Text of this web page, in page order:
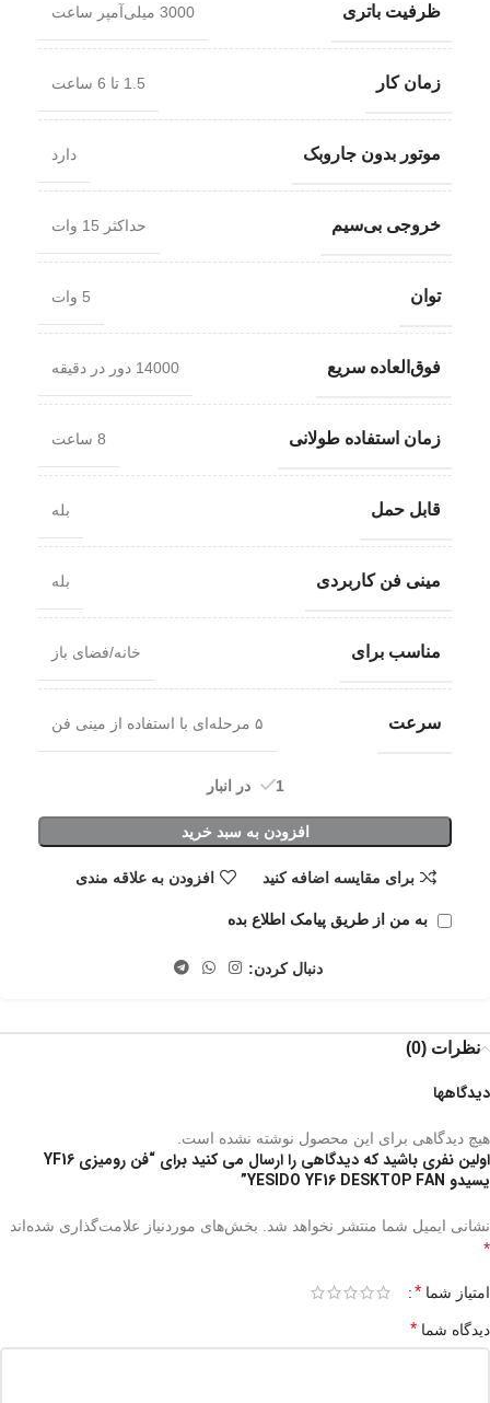
ظرفیت باتری 3000 میلی‌آمپر ساعت
زمان کار 1.5 تا 6 ساعت
موتور بدون جاروبک دارد
خروجی بی‌سیم حداکثر 15 وات
توان 5 وات
فوق‌العاده سریع 14000 دور در دقیقه
زمان استفاده طولانی 8 ساعت
قابل حمل بله
مینی فن کاربردی بله
مناسب برای خانه/فضای باز
سرعت ۵ مرحله‌ای با استفاده از مینی فن
1 در انبار
افزودن به سبد خرید
برای مقایسه اضافه کنید افزودن به علاقه مندی
به من از طریق پیامک اطلاع بده
دنبال کردن:
نظرات (0)
دیدگاهها
هیچ دیدگاهی برای این محصول نوشته نشده است.
اولین نفری باشید که دیدگاهی را ارسال می کنید برای “فن رومیزی YF16
یسیدو YESIDO YF16 DESKTOP FAN”
نشانی ایمیل شما منتشر نخواهد شد. بخش‌های موردنیاز علامت‌گذاری شده‌اند
*
امتیاز شما *
دیدگاه شما *